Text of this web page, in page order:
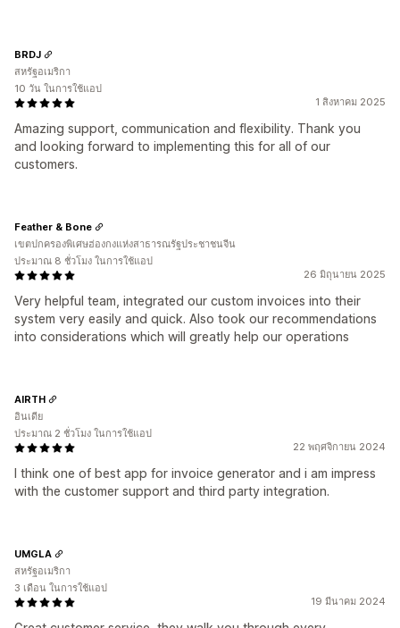
1 สิงหาคม 2025
Amazing support, communication and flexibility. Thank you
and looking forward to implementing this for all of our
customers.
BRDJ
สหรัฐอเมริกา
10 วัน ในการใช้แอป
26 มิถุนายน 2025
Very helpful team, integrated our custom invoices into their
system very easily and quick. Also took our recommendations
into considerations which will greatly help our operations
Feather & Bone
เขตปกครองพิเศษฮ่องกงแห่งสาธารณรัฐประชาชนจีน
ประมาณ 8 ชั่วโมง ในการใช้แอป
22 พฤศจิกายน 2024
I think one of best app for invoice generator and i am impress
with the customer support and third party integration.
AIRTH
อินเดีย
ประมาณ 2 ชั่วโมง ในการใช้แอป
19 มีนาคม 2024
UMGLA
สหรัฐอเมริกา
3 เดือน ในการใช้แอป